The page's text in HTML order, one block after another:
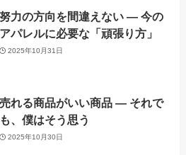
力の方向を間違えない ― 今の
アパレルに必要な「頑張り方」
2025年10月31日
売れる商品がいい商品 ― それで
も、僕はそう思う
2025年10月30日